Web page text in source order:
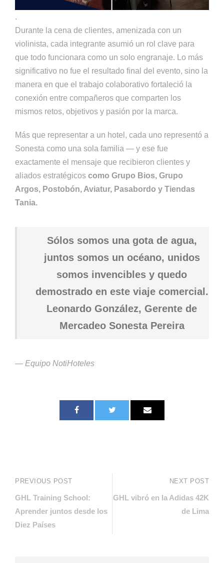
.
Durante la cena de clientes, amenizada con un
violinista, cada integrante asumió un rol clave para
que todo funcionara como un solo engranaje. Lo más
significativo no fue el resultado final del evento, sino la
manera en que el trabajo colaborativo fortaleció la
conexión entre compañeros que comparten los
mismos retos, objetivos y pasión por la marca.
Más que representar a un hotel, cada uno representó a
Sonesta como una sola familia — y ese fue
exactamente el mensaje que recibieron clientes y
aliados estratégicos como Grupo Bios, Grupo
Argos, Postobón, Aviatur, Pasabordo y Tiendas
Tania.
Sólos somos una gota de agua,
juntos somos un océano, unidos
somos invencibles y quedo
demostrado en este viaje comercial.
Leonardo González, Gerente de
Mercadeo Sonesta Pereira
— Equipo NotiHoteles
PREVIOUS POST
GHL Training School:
Aprender juntos desde los
Diez Países
NEXT POST
GHL vibró en la Adidas 42K
de Lima